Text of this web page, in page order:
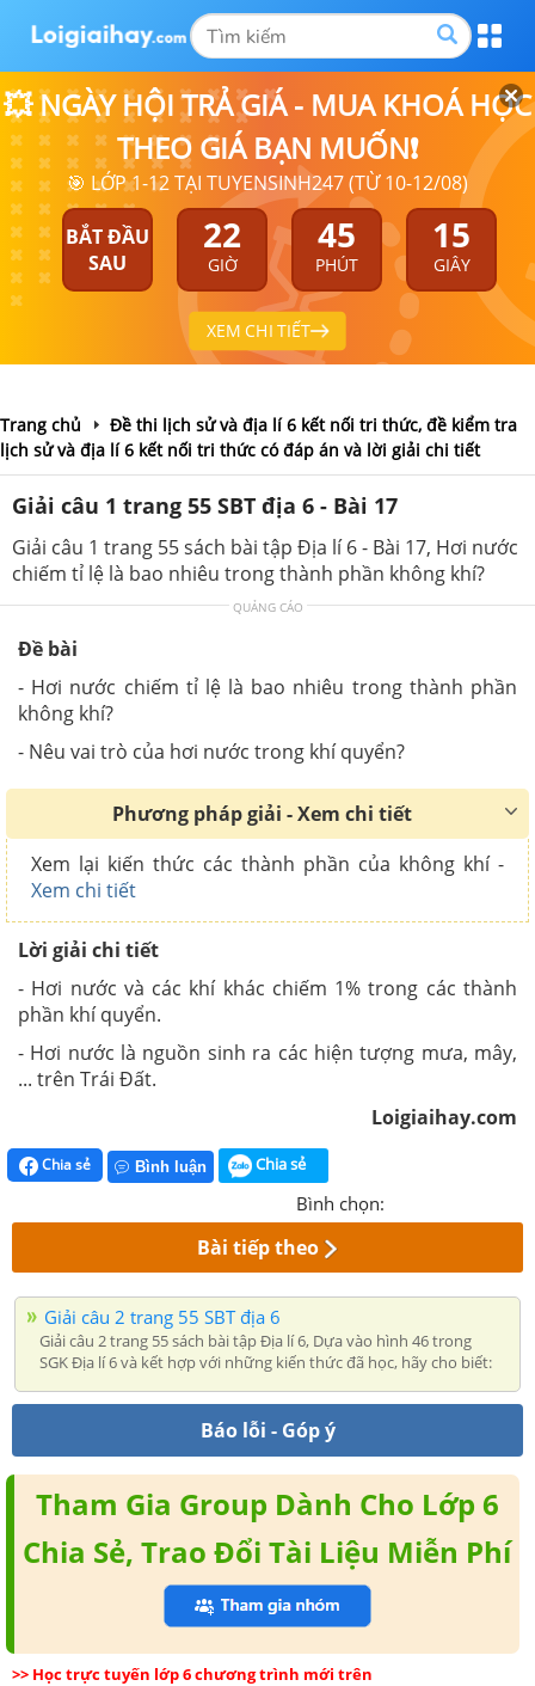
💥 NGÀY HỘI TRẢ GIÁ - MUA KHOÁ HỌC
THEO GIÁ BẠN MUỐN❗
🎯 LỚP 1-12 TẠI TUYENSINH247 (TỪ 10-12/08)
BẮT ĐẦU
SAU
22
GIỜ
45
PHÚT
15
GIÂY
XEM CHI TIẾT
Trang chủ
Đề thi lịch sử và địa lí 6 kết nối tri thức, đề kiểm tra
lịch sử và địa lí 6 kết nối tri thức có đáp án và lời giải chi tiết
Giải câu 1 trang 55 SBT địa 6 - Bài 17
Giải câu 1 trang 55 sách bài tập Địa lí 6 - Bài 17, Hơi nước
chiếm tỉ lệ là bao nhiêu trong thành phần không khí?
QUẢNG CÁO
Đề bài
- Hơi nước chiếm tỉ lệ là bao nhiêu trong thành phần
không khí?
- Nêu vai trò của hơi nước trong khí quyển?
Phương pháp giải - Xem chi tiết
Xem lại kiến thức các thành phần của không khí -
Xem chi tiết
Lời giải chi tiết
- Hơi nước và các khí khác chiếm 1% trong các thành
phần khí quyển.
- Hơi nước là nguồn sinh ra các hiện tượng mưa, mây,
... trên Trái Đất.
Loigiaihay.com
Chia sẻ Bình luận Chia sẻ
Bình chọn:
Bài tiếp theo
Giải câu 2 trang 55 SBT địa 6
Giải câu 2 trang 55 sách bài tập Địa lí 6, Dựa vào hình 46 trong
SGK Địa lí 6 và kết hợp với những kiến thức đã học, hãy cho biết:
Báo lỗi - Góp ý
Tham Gia Group Dành Cho Lớp 6
Chia Sẻ, Trao Đổi Tài Liệu Miễn Phí
>> Học trực tuyến lớp 6 chương trình mới trên